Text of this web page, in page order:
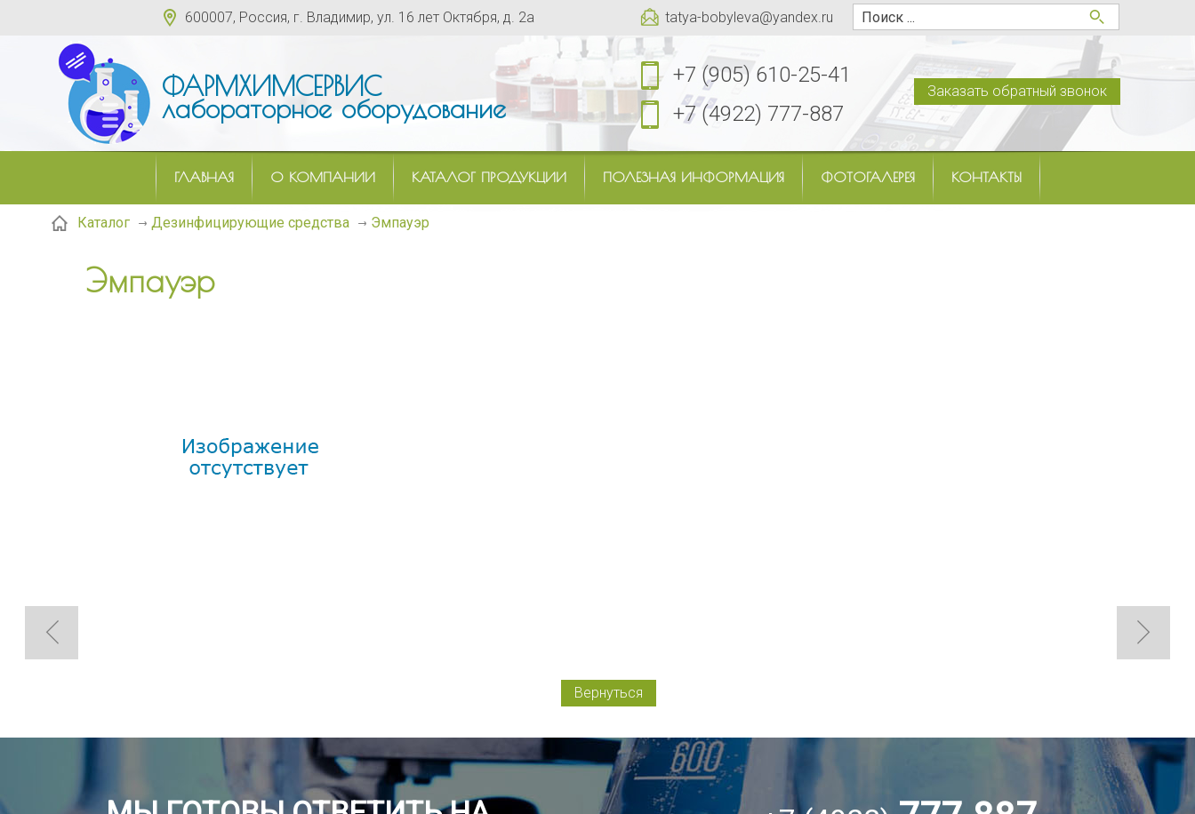
tatya-bobyleva@yandex.ru
600007, Россия, г. Владимир, ул. 16 лет Октября, д. 2а
ФАРМХИМСЕРВИС
лабораторное оборудование
+7 (905) 610-25-41
+7 (4922) 777-887
Заказать обратный звонок
ГЛАВНАЯ О КОМПАНИИ КАТАЛОГ ПРОДУКЦИИ ПОЛЕЗНАЯ ИНФОРМАЦИЯ ФОТОГАЛЕРЕЯ КОНТАКТЫ
Каталог Дезинфицирующие средства Эмпауэр
Эмпауэр
Вернуться